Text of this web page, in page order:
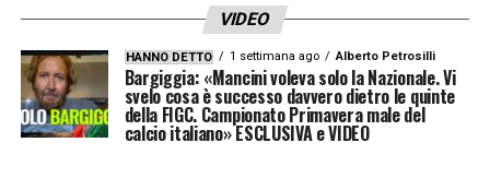
VIDEO
HANNO DETTO 1 settimana ago Alberto Petrosilli
Bargiggia: «Mancini voleva solo la Nazionale. Vi
svelo cosa è successo davvero dietro le quinte
della FIGC. Campionato Primavera male del
calcio italiano» ESCLUSIVA e VIDEO